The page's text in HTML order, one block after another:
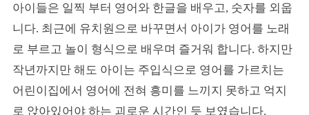
아이들은 일찍 부터 영어와 한글을 배우고, 숫자를 외웁
니다. 최근에 유치원으로 바꾸면서 아이가 영어를 노래
로 부르고 놀이 형식으로 배우며 즐거워 합니다. 하지만
작년까지만 해도 아이는 주입식으로 영어를 가르치는
어린이집에서 영어에 전혀 흥미를 느끼지 못하고 억지
로 앉아있어야 하는 괴로운 시간인 듯 보였습니다.